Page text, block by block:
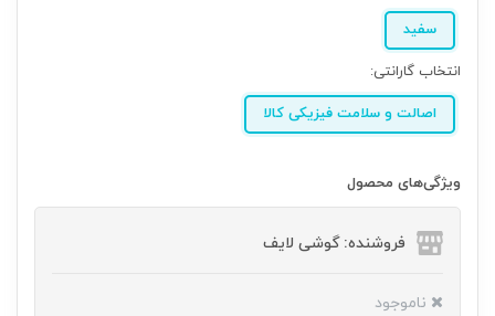
سفید
انتخاب گارانتی:
اصالت و سلامت فیزیکی کالا
ویژگی‌های محصول
فروشنده: گوشی لایف
ناموجود